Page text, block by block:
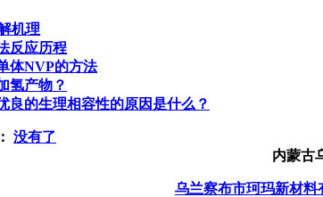
机理
反应历程
体NVP的方法
氢产物？
良的生理相容性的原因是什么？
没有了
内蒙古
乌兰察布市珂玛新材料